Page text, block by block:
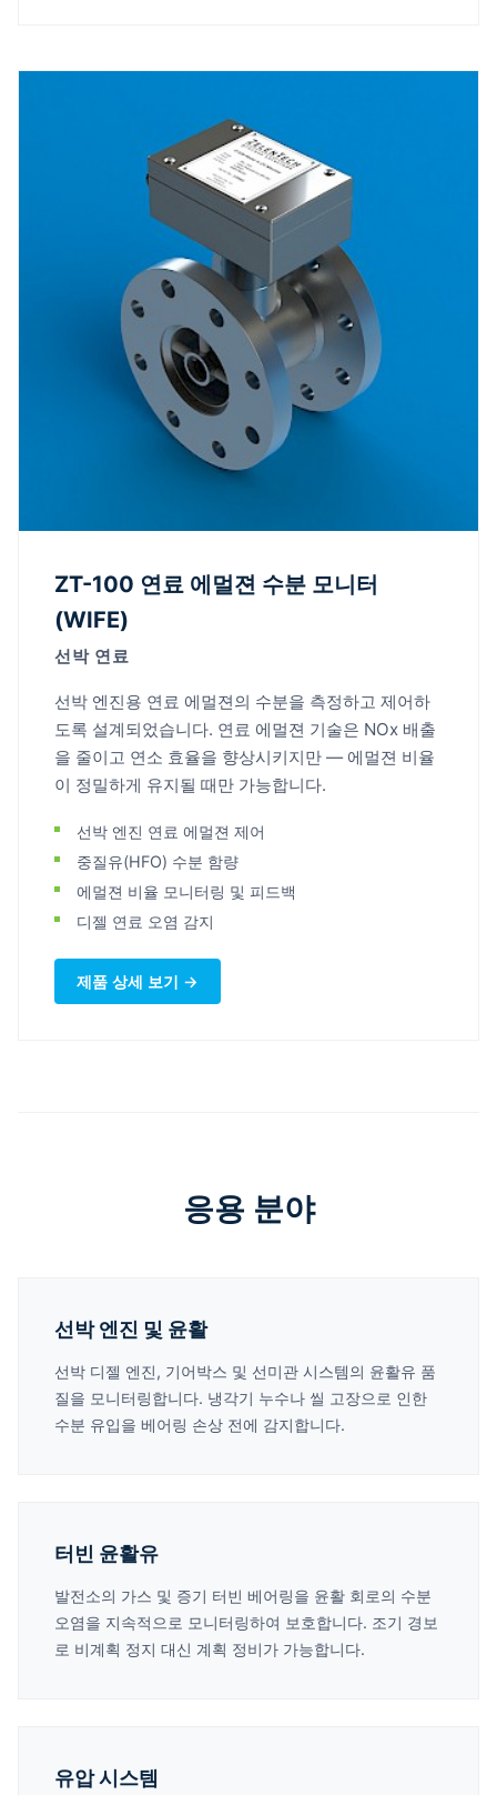
ZT-100 연료 에멀젼 수분 모니터
(WIFE)
선박 연료
선박 엔진용 연료 에멀젼의 수분을 측정하고 제어하
도록 설계되었습니다. 연료 에멀젼 기술은 NOx 배출
을 줄이고 연소 효율을 향상시키지만 — 에멀젼 비율
이 정밀하게 유지될 때만 가능합니다.
선박 엔진 연료 에멀젼 제어
중질유(HFO) 수분 함량
에멀젼 비율 모니터링 및 피드백
디젤 연료 오염 감지
제품 상세 보기 →
응용 분야
선박 엔진 및 윤활
선박 디젤 엔진, 기어박스 및 선미관 시스템의 윤활유 품
질을 모니터링합니다. 냉각기 누수나 씰 고장으로 인한
수분 유입을 베어링 손상 전에 감지합니다.
터빈 윤활유
발전소의 가스 및 증기 터빈 베어링을 윤활 회로의 수분
오염을 지속적으로 모니터링하여 보호합니다. 조기 경보
로 비계획 정지 대신 계획 정비가 가능합니다.
유압 시스템